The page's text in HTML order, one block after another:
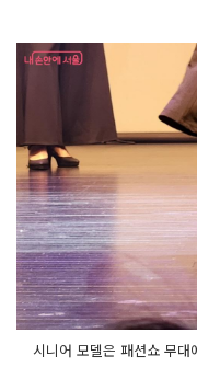
시니어 모델은 패션쇼 무